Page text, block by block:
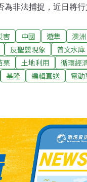
非法捕捉，近日將
其中僅有遊隼在台灣
紀錄。而遊隼除了可
賣的情形。（聯合報
立委王婉諭指出，坊間
實不如預期的容易，
署今日回應表示，有
眾能清楚區分環保商
害 中國 遊隼
澳洲
反聖嬰現象
曾文水庫
栗 土地利用
循環經
基隆 編輯直送
電動